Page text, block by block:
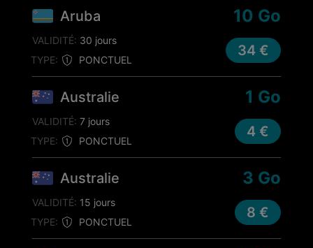
Aruba
TYPE: PONCTUEL
10 Go
VALIDITÉ: 30 jours
34 €
Australie
TYPE: PONCTUEL
1 Go
VALIDITÉ: 7 jours
4 €
Australie
TYPE: PONCTUEL
3 Go
VALIDITÉ: 15 jours
8 €